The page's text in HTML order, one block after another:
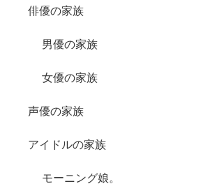
俳優の家族
男優の家族
女優の家族
声優の家族
アイドルの家族
モーニング娘。